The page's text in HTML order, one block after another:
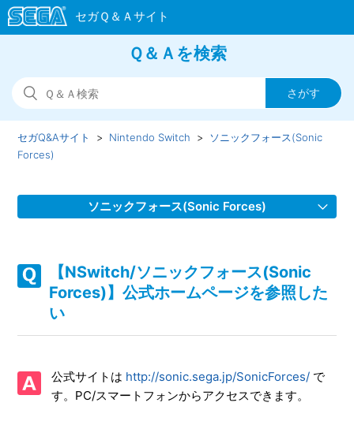
Ｑ＆Ａを検索
セガQ&Aサイト Nintendo Switch
ソニックフォース(Sonic
Forces)
ソニックフォース(Sonic Forces)
ルを参照したい
【NSwitch/ソニックフォース(Sonic Forces)】難易度を途中
で変更したい
あるのか
【NSwitch/ソニックフォース(Sonic
Forces)】公式ホームページを参照した
い
公式サイトは http://sonic.sega.jp/SonicForces/ で
す。PC/スマートフォンからアクセスできます。